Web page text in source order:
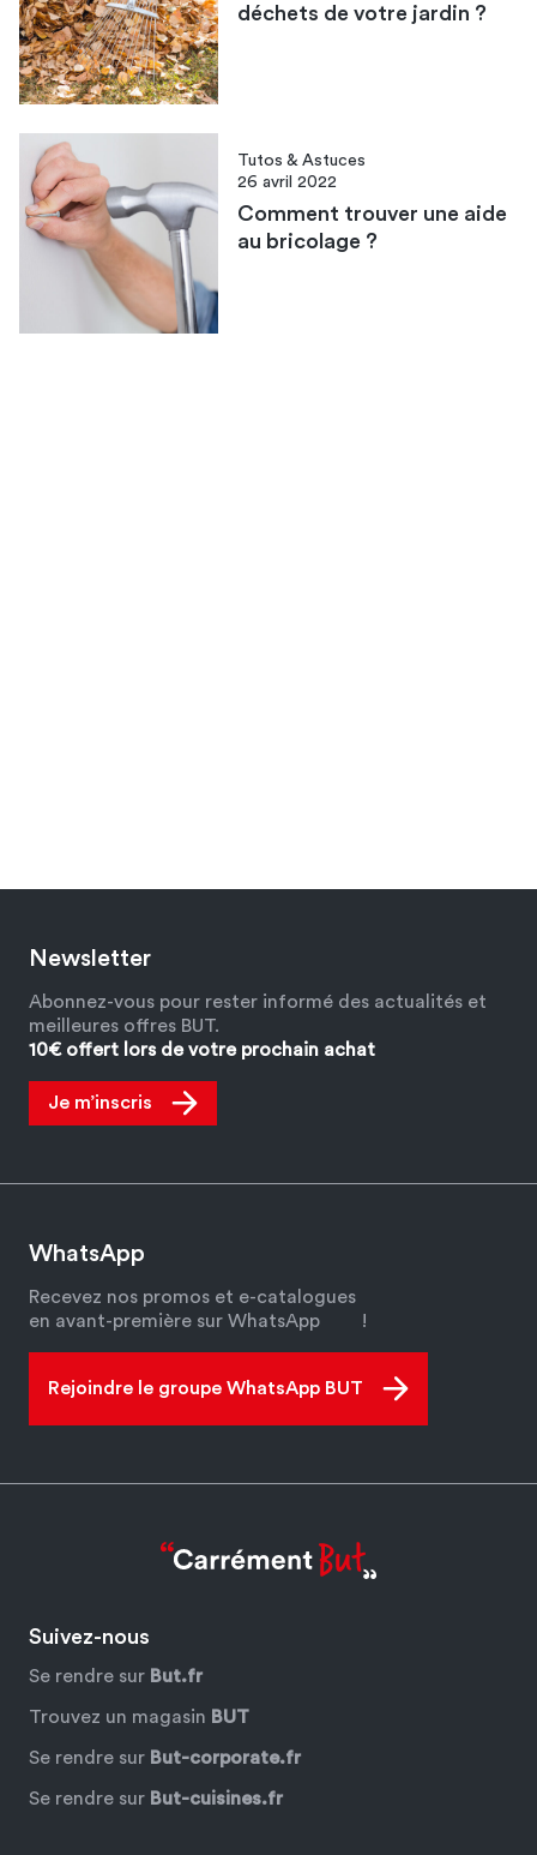
déchets de votre jardin​ ?
Tutos & Astuces
26 avril 2022
Comment trouver une aide
au bricolage ?
Newsletter
Abonnez-vous pour rester informé des actualités et
meilleures offres BUT.
10€ offert lors de votre prochain achat
Je m’inscris
WhatsApp
Recevez nos promos et e-catalogues
en avant-première sur WhatsApp
!
Rejoindre le groupe WhatsApp BUT
Suivez-nous
Se rendre sur But.fr
Trouvez un magasin BUT
Se rendre sur But-corporate.fr
Se rendre sur But-cuisines.fr